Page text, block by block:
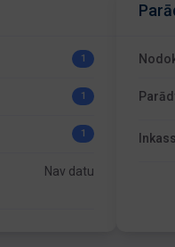
1
1
1
Nav datu